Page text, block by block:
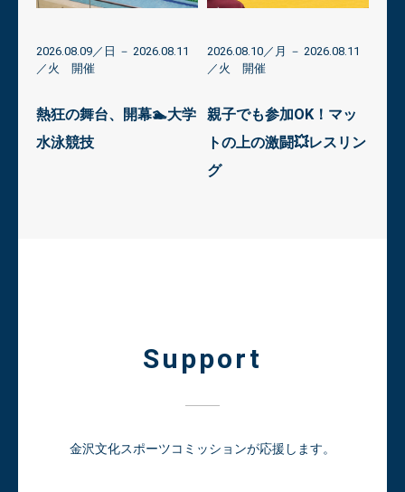
2026.08.09／日 － 2026.08.11
／火 開催
熱狂の舞台、開幕🏊大学
水泳競技
2026.08.10／月 － 2026.08.11
／火 開催
親子でも参加OK！マッ
トの上の激闘💥レスリン
グ
Support
金沢文化スポーツコミッションが応援します。